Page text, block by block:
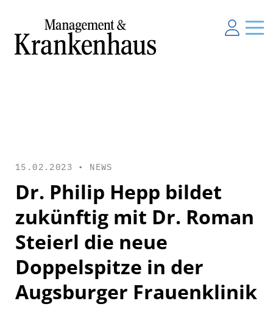
15.02.2023 • NEWS
Dr. Philip Hepp bildet
zukünftig mit Dr. Roman
Steierl die neue
Doppelspitze in der
Augsburger Frauenklinik